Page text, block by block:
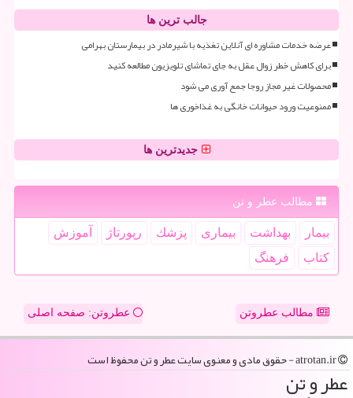
جالب ترین ها
عرضه خدمات مشاوره ای آنلاین تغذیه با شیرمادر در بیمارستان بهرامی
برای کاهش خطر زوال عقل به جای تماشای تلویزیون مطالعه کنید
محصولات غیر مجاز روجا جمع آوری می شود
ممنوعیت ورود حیوانات خانگی به غذاخوری ها
جدیدترین ها
مطالب عطر و تن
بیمار بهداشت بیماری پزشك رپورتاژ
آموزش
كتاب
فرهنگ
مطالب عطروتن عطروتن: صفحه اصلی
عطر و تن